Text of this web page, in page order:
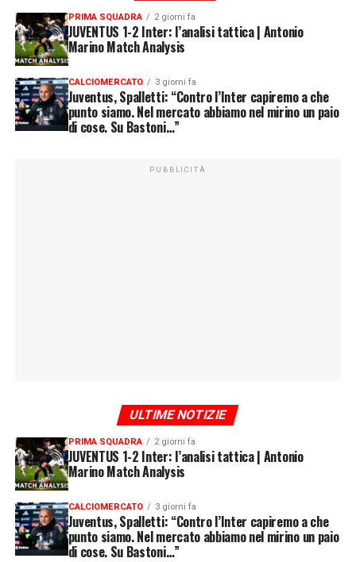
PRIMA SQUADRA 2 giorni fa
JUVENTUS 1-2 Inter: l’analisi tattica | Antonio
Marino Match Analysis
CALCIOMERCATO 3 giorni fa
Juventus, Spalletti: “Contro l’Inter capiremo a che
punto siamo. Nel mercato abbiamo nel mirino un paio
di cose. Su Bastoni…”
PUBBLICITÀ
ULTIME NOTIZIE
PRIMA SQUADRA 2 giorni fa
JUVENTUS 1-2 Inter: l’analisi tattica | Antonio
Marino Match Analysis
CALCIOMERCATO 3 giorni fa
Juventus, Spalletti: “Contro l’Inter capiremo a che
punto siamo. Nel mercato abbiamo nel mirino un paio
di cose. Su Bastoni…”